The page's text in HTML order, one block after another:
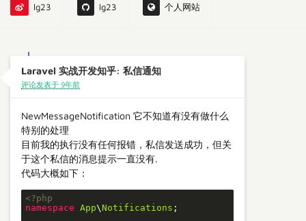
lg23 lg23 个人网站
Laravel 实战开发知乎: 私信通知
评论发表于 9年前
NewMessageNotification 它不知道有没有做什么
特别的处理
目前我的执行没有任何报错，私信发送成功，但关
于这个私信的消息提示一直没有.
代码大概如下：
<?php
namespace
App\Notifications ;